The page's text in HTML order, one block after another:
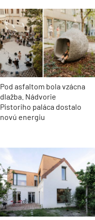
Pod asfaltom bola vzácna
dlažba. Nádvorie
Pistoriho paláca dostalo
novú energiu